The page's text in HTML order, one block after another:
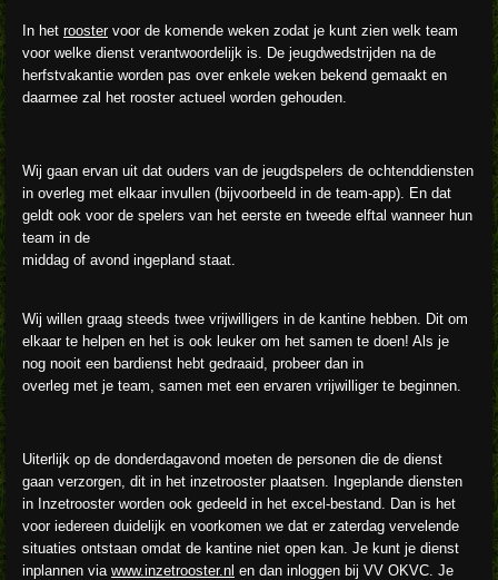
In het roostervoor de komende weken zodat je kunt zien welk team
voor welke dienst verantwoordelijk is. De jeugdwedstrijden na de
herfstvakantie worden pas over enkele weken bekend gemaakt en
daarmee zal het rooster actueel worden gehouden.
Wij gaan ervan uit dat ouders van de jeugdspelers de ochtenddiensten
in overleg met elkaar invullen (bijvoorbeeld in de team-app). En dat
geldt ook voor de spelers van het eerste en tweede elftal wanneer hun
team in de
middag of avond ingepland staat.
Wij willen graag steeds twee vrijwilligers in de kantine hebben. Dit om
elkaar te helpen en het is ook leuker om het samen te doen! Als je
nog nooit een bardienst hebt gedraaid, probeer dan in
overleg met je team, samen met een ervaren vrijwilliger te beginnen.
Uiterlijk op de donderdagavond moeten de personen die de dienst
gaan verzorgen, dit in het inzetrooster plaatsen. Ingeplande diensten
in Inzetrooster worden ook gedeeld in het excel-bestand. Dan is het
voor iedereen duidelijk en voorkomen we dat er zaterdag vervelende
situaties ontstaan omdat de kantine niet open kan. Je kunt je dienst
inplannen via www.inzetrooster.nl en dan inloggen bij VV OKVC. Je